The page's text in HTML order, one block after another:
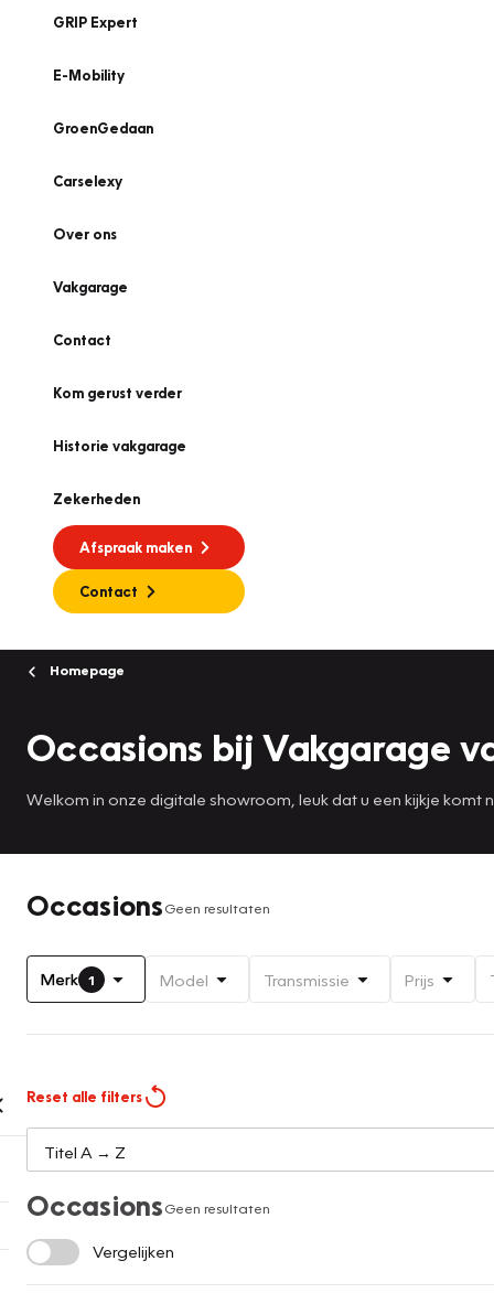
GRIP Expert
E-Mobility
GroenGedaan
Carselexy
Over ons
Vakgarage
Contact
Kom gerust verder
Historie vakgarage
Zekerheden
Afspraak maken
Contact
Homepage
Occasions bij Vakgarage
Welkom in onze digitale showroom, leuk dat u een kijkje komt
OccasionsGeen resultaten
Merk 1 Model Transmissie Prijs
Reset alle filters
OccasionsGeen resultaten
Vergelijken